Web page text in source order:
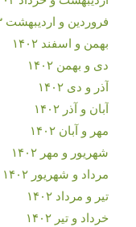
فروردین و اردیبهشت ۱۴۰۳
بهمن و اسفند ۱۴۰۲
دی و بهمن ۱۴۰۲
آذر و دی ۱۴۰۲
آبان و آذر ۱۴۰۲
مهر و آبان ۱۴۰۲
شهریور و مهر ۱۴۰۲
مرداد و شهریور ۱۴۰۲
تیر و مرداد ۱۴۰۲
خرداد و تیر ۱۴۰۲